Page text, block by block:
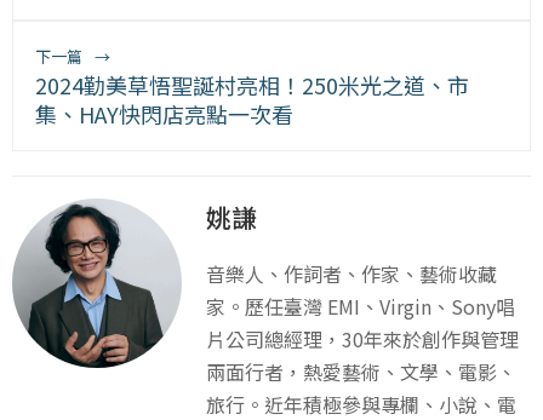
下一篇 →
2024勤美草悟聖誕村亮相！250米光之道、市
集、HAY快閃店亮點一次看
姚謙
音樂人、作詞者、作家、藝術收藏
家。歷任臺灣 EMI、Virgin、Sony唱
片公司總經理，30年來於創作與管理
兩面行者，熱愛藝術、文學、電影、
旅行。近年積極參與專欄、小說、電